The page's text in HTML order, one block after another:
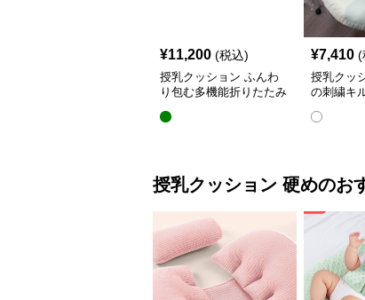
¥11,200 (税込)
授乳クッション ふんわ
り包む多機能折りたたみ
¥7,410 (
授乳クッ
の刺繍キ
授乳クッション 硬めのお